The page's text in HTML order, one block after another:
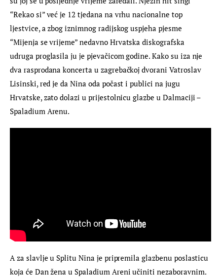
“Rekao si” već je 12 tjedana na vrhu nacionalne top
ljestvice, a zbog iznimnog radijskog uspjeha pjesme
“Mijenja se vrijeme” nedavno Hrvatska diskografska
udruga proglasila ju je pjevačicom godine. Kako su iza nje
dva rasprodana koncerta u zagrebačkoj dvorani Vatroslav
Lisinski, red je da Nina oda počast i publici na jugu
Hrvatske, zato dolazi u prijestolnicu glazbe u Dalmaciji –
Spaladium Arenu.
A za slavlje u Splitu Nina je pripremila glazbenu poslasticu
koja će Dan žena u Spaladium Areni učiniti nezaboravnim.